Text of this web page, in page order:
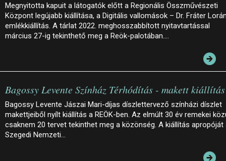
Megnyitotta kapuit a látogatók előtt a Regionális Összművészeti
Központ legújabb kiállítása, a Digitális vallomások – Dr. Fráter
emlékkiállítás. A tárlat 2022. meghosszabbított nyitavtartással
március 27-ig tekinthető meg a Reök-palotában.…
Bagossy Levente Színház Térhódítás - makett kiállítás
Bagossy Levente Jászai Mari-díjas díszlettervező színházi díszlet
makettjeiből nyílt kiállítás a REÖK-ben. Az elmúlt 30 év remekei
csaknem 20 tervet tekinthet meg a közönség. A kiállítás apropóját
Szegedi Nemzeti…